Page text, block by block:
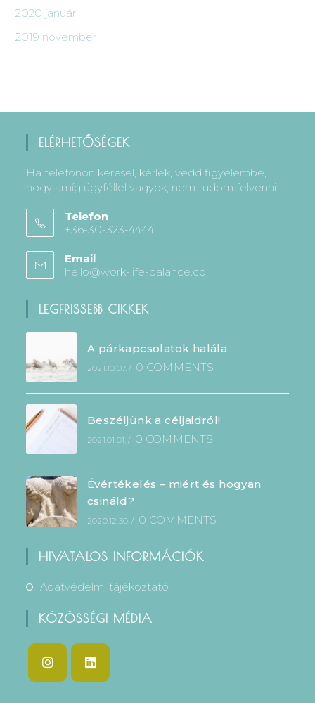
2020 január
2019 november
ELÉRHETŐSÉGEK
Ha telefonon keresel, kérlek, vedd figyelembe,
hogy amíg ügyféllel vagyok, nem tudom felvenni.
Telefon
+36-30-323-4444
Email
hello@work-life-balance.co
LEGFRISSEBB CIKKEK
A párkapcsolatok halála
2021.10.07. / 0 COMMENTS
Beszéljünk a céljaidról!
2021.01.01. / 0 COMMENTS
Évértékelés – miért és hogyan
csináld?
2020.12.30. / 0 COMMENTS
HIVATALOS INFORMÁCIÓK
Adatvédelmi tájékoztató
KÖZÖSSÉGI MÉDIA